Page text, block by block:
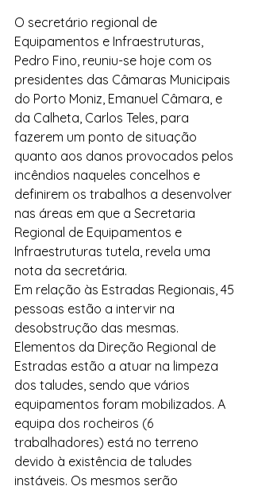
O secretário regional de
Equipamentos e Infraestruturas,
Pedro Fino, reuniu-se hoje com os
presidentes das Câmaras Municipais
do Porto Moniz, Emanuel Câmara, e
da Calheta, Carlos Teles, para
fazerem um ponto de situação
quanto aos danos provocados pelos
incêndios naqueles concelhos e
definirem os trabalhos a desenvolver
nas áreas em que a Secretaria
Regional de Equipamentos e
Infraestruturas tutela, revela uma
nota da secretária.
Em relação às Estradas Regionais, 45
pessoas estão a intervir na
desobstrução das mesmas.
Elementos da Direção Regional de
Estradas estão a atuar na limpeza
dos taludes, sendo que vários
equipamentos foram mobilizados. A
equipa dos rocheiros (6
trabalhadores) está no terreno
devido à existência de taludes
instáveis. Os mesmos serão